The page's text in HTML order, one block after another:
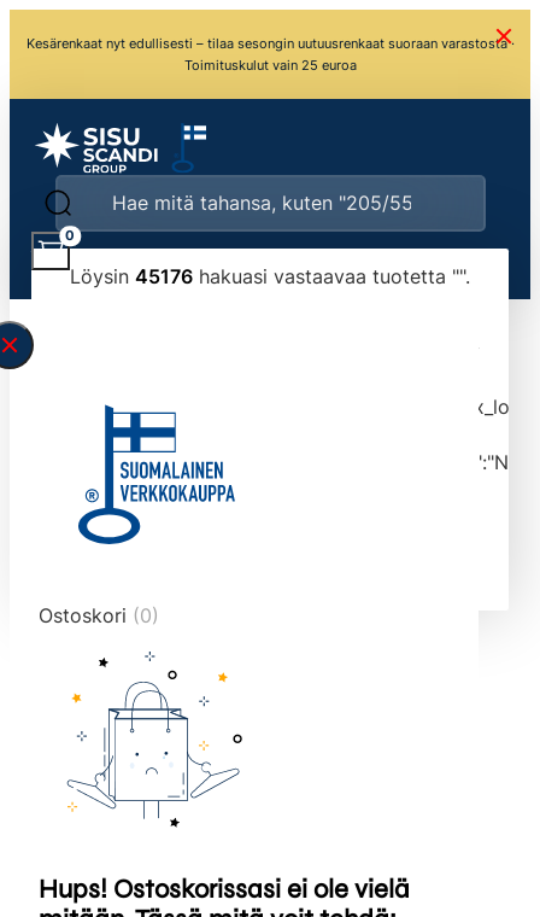
Kesärenkaat nyt edullisesti – tilaa sesongin uutuusrenkaat suoraan varastosta ·
Toimituskulut vain 25 euroa
Löysin 45176 hakuasi vastaavaa tuotetta "".
typed the search query correctly.<br>Currently
tmlmvi","meta_query":
data-original-query-vars="[]" data-page="1"
data-max-pages="4518" data-start="1" data-
end="10">
0
Ostoskori (0)
Hups! Ostoskorissasi ei ole vielä